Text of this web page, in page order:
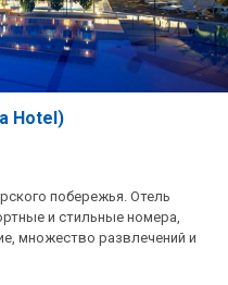
Hotel)
побережья. Отель
и стильные номера,
множество развлечений и